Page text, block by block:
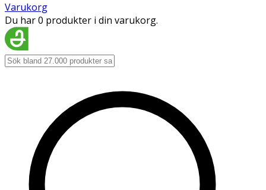
Varukorg
Du har 0 produkter i din varukorg.